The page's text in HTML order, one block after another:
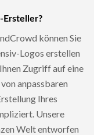
Ersteller?
können Sie
Logos erstellen
Zugriff auf eine
anpassbaren
Ihres
Unsere
Welt entworfen